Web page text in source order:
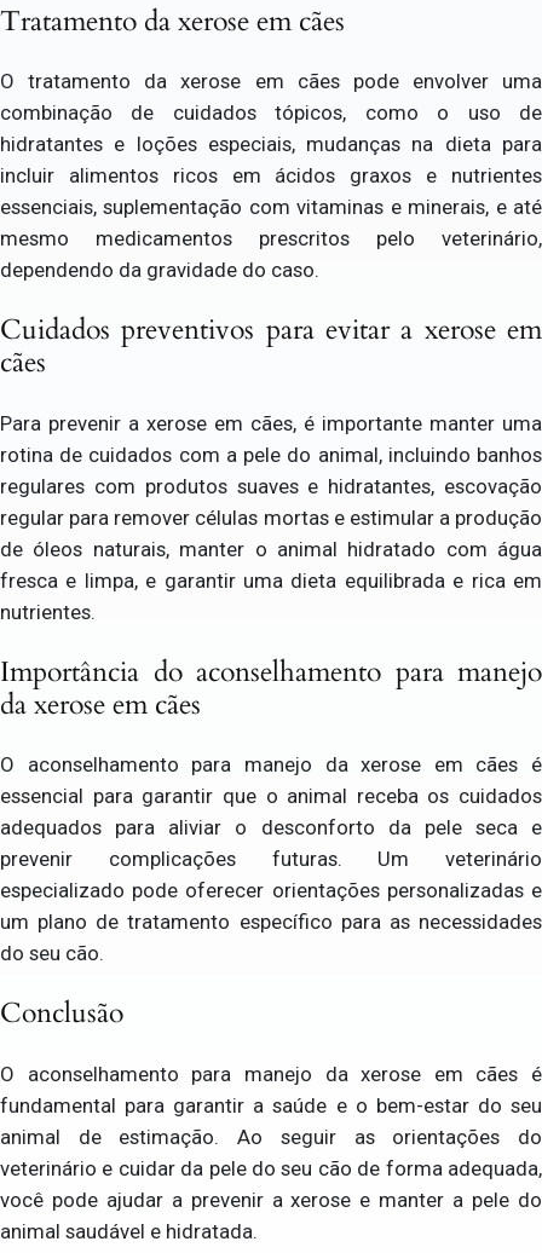
Tratamento da xerose em cães
O tratamento da xerose em cães pode envolver uma
combinação de cuidados tópicos, como o uso de
hidratantes e loções especiais, mudanças na dieta para
incluir alimentos ricos em ácidos graxos e nutrientes
essenciais, suplementação com vitaminas e minerais, e até
mesmo medicamentos prescritos pelo veterinário,
dependendo da gravidade do caso.
Cuidados preventivos para evitar a xerose em
cães
Para prevenir a xerose em cães, é importante manter uma
rotina de cuidados com a pele do animal, incluindo banhos
regulares com produtos suaves e hidratantes, escovação
regular para remover células mortas e estimular a produção
de óleos naturais, manter o animal hidratado com água
fresca e limpa, e garantir uma dieta equilibrada e rica em
nutrientes.
Importância do aconselhamento para manejo
da xerose em cães
O aconselhamento para manejo da xerose em cães é
essencial para garantir que o animal receba os cuidados
adequados para aliviar o desconforto da pele seca e
prevenir complicações futuras. Um veterinário
especializado pode oferecer orientações personalizadas e
um plano de tratamento específico para as necessidades
do seu cão.
Conclusão
O aconselhamento para manejo da xerose em cães é
fundamental para garantir a saúde e o bem-estar do seu
animal de estimação. Ao seguir as orientações do
veterinário e cuidar da pele do seu cão de forma adequada,
você pode ajudar a prevenir a xerose e manter a pele do
animal saudável e hidratada.